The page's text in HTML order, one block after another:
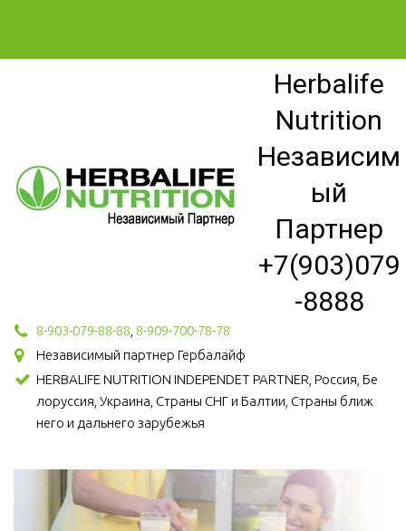
Herbalife
Nutrition
Независим
ый
Партнер
+7(903)079
-8888
8-903-079-88-88 8-909-700-78-78
Независимый партнер Гербалайф
HERBALIFE NUTRITION INDEPENDET PARTNER, Россия, Бе
лоруссия, Украина, Страны СНГ и Балтии, Страны ближ
него и дальнего зарубежья